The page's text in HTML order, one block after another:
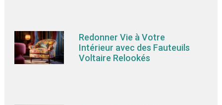
Redonner Vie à Votre
Intérieur avec des Fauteuils
Voltaire Relookés